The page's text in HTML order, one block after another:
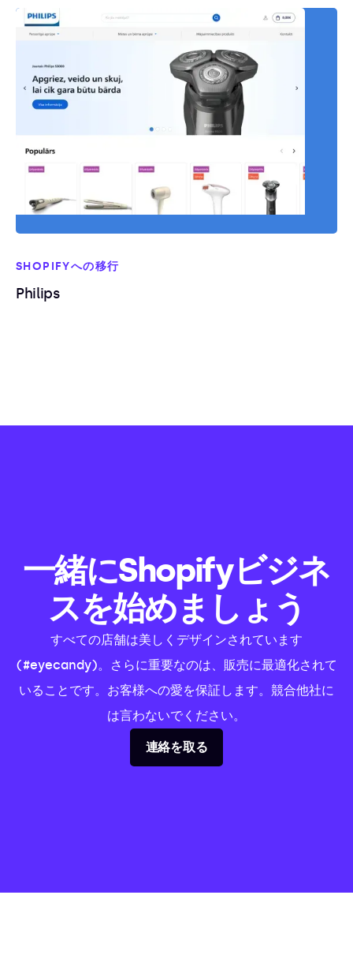
SHOPIFYへの移行
Philips
一緒にShopifyビジネ
スを始めましょう
すべての店舗は美しくデザインされています
(#eyecandy)。さらに重要なのは、販売に最適化されて
いることです。お客様への愛を保証します。競合他社に
は言わないでください。
連絡を取る